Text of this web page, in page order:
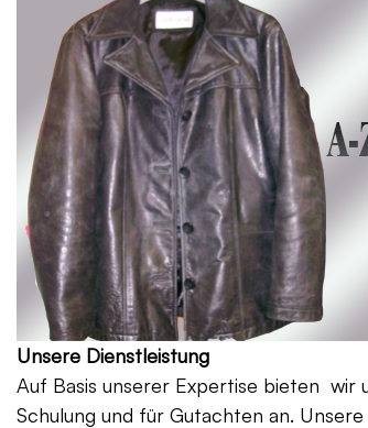
Unsere Dienstleistung
Auf Basis unserer Expertise bieten wir
Schulung und für Gutachten an.